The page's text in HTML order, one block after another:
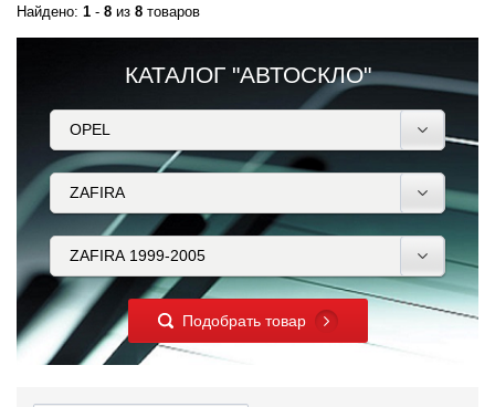
Найдено: 1 - 8 из 8 товаров
КАТАЛОГ "АВТОСКЛО"
Подобрать товар